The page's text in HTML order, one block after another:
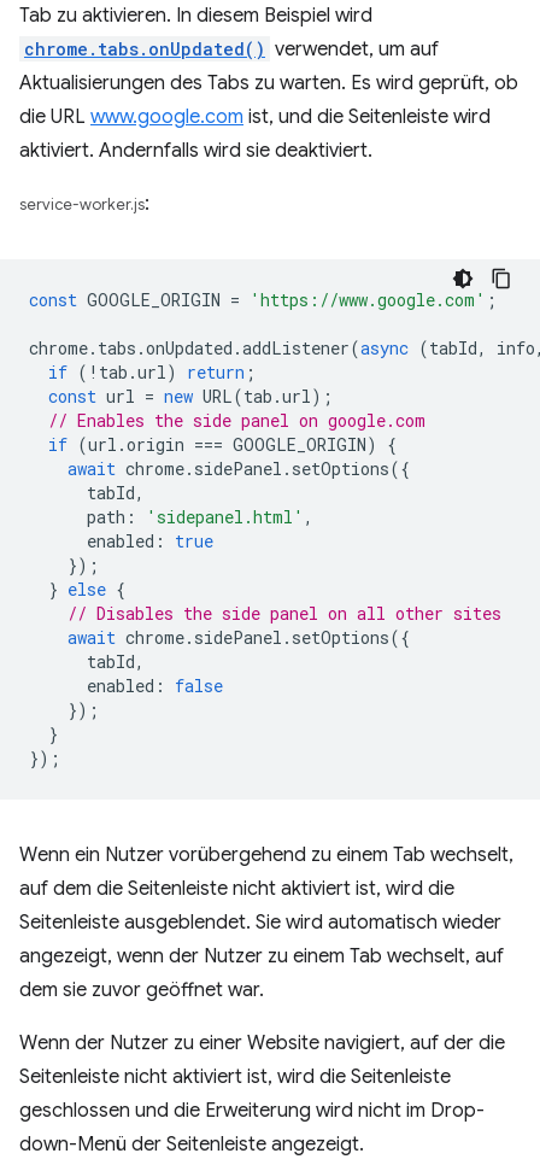
Tab zu aktivieren. In diesem Beispiel wird
chrome.tabs.onUpdated() verwendet, um auf
Aktualisierungen des Tabs zu warten. Es wird geprüft, ob
die URL www.google.com ist, und die Seitenleiste wird
aktiviert. Andernfalls wird sie deaktiviert.
service-worker.js:
const GOOGLE_ORIGIN = 'https://www.google.com' ;
chrome. tabs .onUpdated .addListener(async (tabId, info
if ( ! tab .url) return ;
const url = new URL(tab .url);
// Enables the side panel on google.com
if (url .origin === GOOGLE_ORIGIN)
{
await chrome. sidePanel . setOptions({
tabId,
path : 'sidepanel.html' ,
enabled :
true
});
} else {
// Disables the side panel on all other sites
await chrome. sidePanel . setOptions({
tabId,
enabled :
false
});
}
});
Wenn ein Nutzer vorübergehend zu einem Tab wechselt,
auf dem die Seitenleiste nicht aktiviert ist, wird die
Seitenleiste ausgeblendet. Sie wird automatisch wieder
angezeigt, wenn der Nutzer zu einem Tab wechselt, auf
dem sie zuvor geöffnet war.
Wenn der Nutzer zu einer Website navigiert, auf der die
Seitenleiste nicht aktiviert ist, wird die Seitenleiste
geschlossen und die Erweiterung wird nicht im Drop-
down-Menü der Seitenleiste angezeigt.